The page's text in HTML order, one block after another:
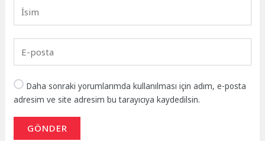
Daha sonraki yorumlarımda kullanılması için adım, e-posta
adresim ve site adresim bu tarayıcıya kaydedilsin.
GÖNDER